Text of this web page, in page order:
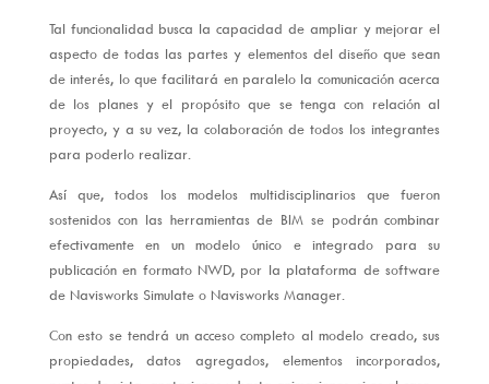
Tal funcionalidad busca la capacidad de ampliar y mejorar el
aspecto de todas las partes y elementos del diseño que sean
de interés, lo que facilitará en paralelo la comunicación acerca
de los planes y el propósito que se tenga con relación al
proyecto, y a su vez, la colaboración de todos los integrantes
para poderlo realizar.
Así que, todos los modelos multidisciplinarios que fueron
sostenidos con las herramientas de BIM se podrán combinar
efectivamente en un modelo único e integrado para su
publicación en formato NWD, por la plataforma de software
de Navisworks Simulate o Navisworks Manager.
Con esto se tendrá un acceso completo al modelo creado, sus
propiedades, datos agregados, elementos incorporados,